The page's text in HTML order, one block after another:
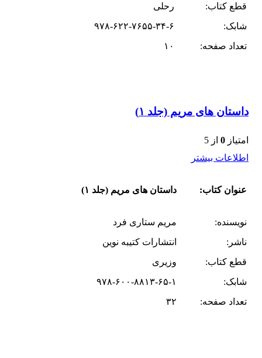
قطع کتاب:
رحلی
شابک:
۹۷۸-۶۲۲-۷۶۵۵-۳۴-۶
تعداد صفحه:
۱۰
داستان های مریم (جلد ۱)
امتیاز 0 از 5
اطلاعات بیشتر
عنوان کتاب: داستان های مریم (جلد ۱)
نویسنده:
مریم ستاری فرد
ناشر:
انتشارات کتیبه نوین
قطع کتاب:
وزیری
شابک:
۹۷۸-۶۰۰-۸۸۱۳-۶۵-۱
تعداد صفحه:
۳۲